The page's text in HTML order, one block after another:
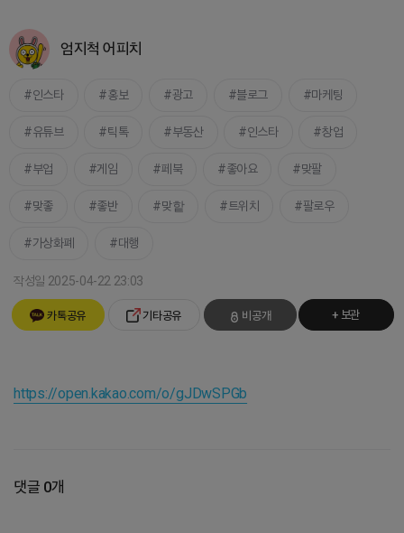
엄지척 어피치
인스타 홍보 광고 블로그 마케팅
유튜브 틱톡 부동산 인스타 창업
부업 게임 페북 좋아요 맞팔
맞좋 좋반 맞핱 트위치 팔로우
가상화폐 대행
작성일 2025-04-22 23:03
카톡공유 기타공유 비공개 + 보관
https://open.kakao.com/o/gJDwSPGb
댓글 0개